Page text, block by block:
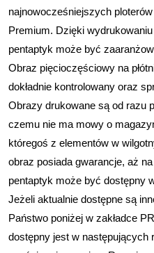
najnowocześniejszych
Premium. Dzięki
pentaptyk może być
Obraz pięcioczęściowy na
dokładnie kontrolowany oraz
Obrazy drukowane są od razu
czemu nie ma mowy o
któregoś z elementów w
obraz posiada gwarancje, aż
pentaptyk może być dostępny
Jeżeli aktualnie dostępne są
Państwo poniżej w zakładce
dostępny jest w następujących